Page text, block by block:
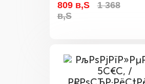
809 в‚Ѕ
1 368
в‚Ѕ